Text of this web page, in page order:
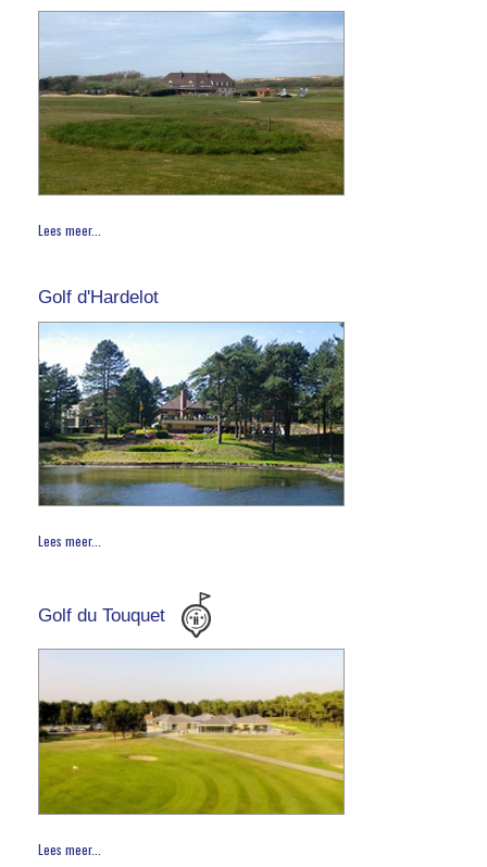
Lees meer...
Golf d'Hardelot
Lees meer...
Golf du Touquet
Lees meer...